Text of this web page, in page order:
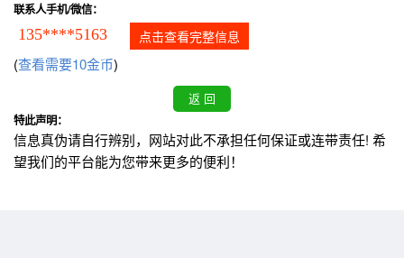
联系人手机/微信：
135****5163 点击查看完整信息
(查看需要10金币)
特此声明：
信息真伪请自行辨别，网站对此不承担任何保证或连带责任! 希
望我们的平台能为您带来更多的便利！